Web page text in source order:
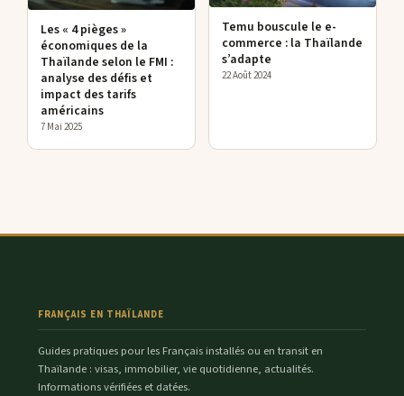
Les « 4 pièges »
économiques de la
Thaïlande selon le FMI :
analyse des défis et
impact des tarifs
américains
7 Mai 2025
Temu bouscule le e-
commerce : la Thaïlande
s’adapte
22 Août 2024
FRANÇAIS EN THAÏLANDE
Guides pratiques pour les Français installés ou en transit en
Thaïlande : visas, immobilier, vie quotidienne, actualités.
Informations vérifiées et datées.